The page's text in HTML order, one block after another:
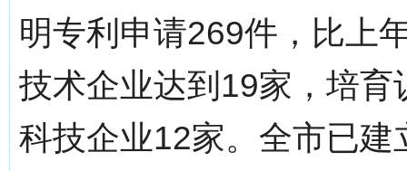
明专利申请269件，比上
技术企业达到19家，培
科技企业12家。全市已